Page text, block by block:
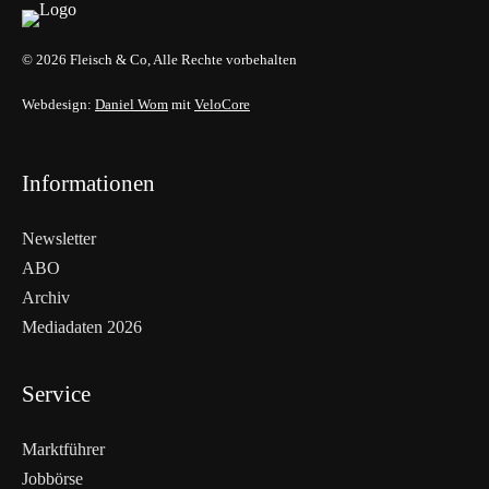
© 2026 Fleisch & Co, Alle Rechte vorbehalten
Webdesign: Daniel Wom mit VeloCore
Informationen
Newsletter
ABO
Archiv
Mediadaten 2026
Service
Marktführer
Jobbörse